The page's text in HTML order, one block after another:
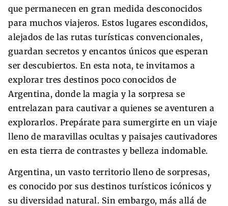
que permanecen en gran medida desconocidos
para muchos viajeros. Estos lugares escondidos,
alejados de las rutas turísticas convencionales,
guardan secretos y encantos únicos que esperan
ser descubiertos. En esta nota, te invitamos a
explorar tres destinos poco conocidos de
Argentina, donde la magia y la sorpresa se
entrelazan para cautivar a quienes se aventuren a
explorarlos. Prepárate para sumergirte en un viaje
lleno de maravillas ocultas y paisajes cautivadores
en esta tierra de contrastes y belleza indomable.
Argentina, un vasto territorio lleno de sorpresas,
es conocido por sus destinos turísticos icónicos y
su diversidad natural. Sin embargo, más allá de